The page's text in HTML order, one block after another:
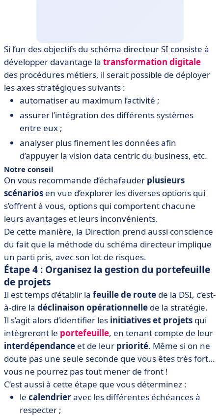
Si l’un des objectifs du schéma directeur SI consiste à
développer davantage la transformation digitale
des procédures métiers, il serait possible de déployer
les axes stratégiques suivants :
automatiser au maximum l’activité ;
assurer l’intégration des différents systèmes
entre eux ;
analyser plus finement les données afin
d’appuyer la vision data centric du business, etc.
Notre conseil
On vous recommande d’échafauder plusieurs
scénarios en vue d’explorer les diverses options qui
s’offrent à vous, options qui comportent chacune
leurs avantages et leurs inconvénients.
De cette manière, la Direction prend aussi conscience
du fait que la méthode du schéma directeur implique
un parti pris, avec son lot de risques.
Étape 4 : Organisez la gestion du portefeuille
de projets
Il est temps d’établir la feuille de route de la DSI, c’est-
à-dire la déclinaison opérationnelle de la stratégie.
Il s’agit alors d’identifier les initiatives et projets qui
intègreront le portefeuille, en tenant compte de leur
interdépendance et de leur priorité. Même si on ne
doute pas une seule seconde que vous êtes très fort…
vous ne pourrez pas tout mener de front !
C’est aussi à cette étape que vous déterminez :
le calendrieravec les différentes échéances à
respecter ;